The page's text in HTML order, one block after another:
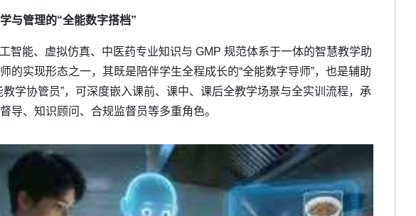
与管理的“全能数字搭档”
智能、虚拟仿真、中医药专业知识与 GMP 规范体系于一体的智慧教学助
的实现形态之一，其既是陪伴学生全程成长的“全能数字导师”，也是辅助
教学协管员”，可深度嵌入课前、课中、课后全教学场景与全实训流程，承
导、知识顾问、合规监督员等多重角色。